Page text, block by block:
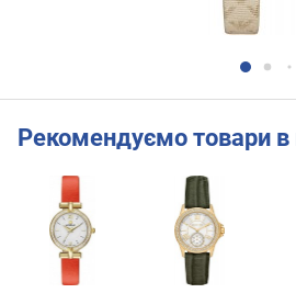
Рекомендуємо товари в